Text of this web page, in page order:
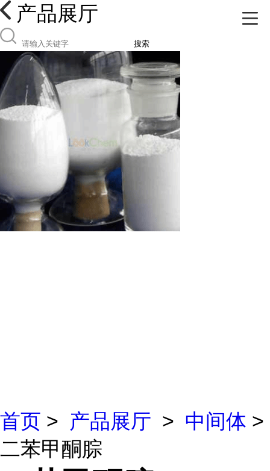
产品展厅
搜索
首页 > 产品展厅 > 中间体 >
二苯甲酮腙